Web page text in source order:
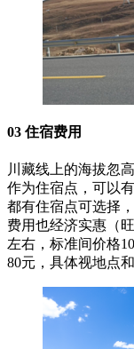
03 住宿费用
川藏线上的海拔忽
作为住宿点，可以
都有住宿点可选择
费用也经济实惠（
左右，标准间价格
80元，具体视地点